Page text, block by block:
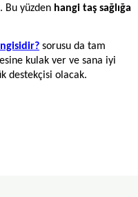
Bu yüzden hangi taş sağlığa
sorusu da tam
kulak ver ve sana iyi
destekçisi olacak.